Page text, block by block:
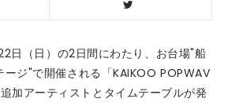
日（日）の2日間にわたり、お台場"船
ジ"で開催される「KAIKOO POPWAV
加アーティストとタイムテーブルが発